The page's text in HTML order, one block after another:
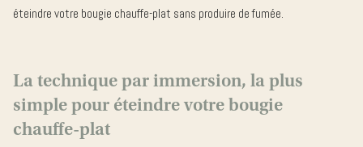
Parfumée
Luxe
Raffinement
éteindre votre bougie chauffe-plat sans produire de fumée.
La technique par immersion, la plus
simple pour éteindre votre bougie
chauffe-plat